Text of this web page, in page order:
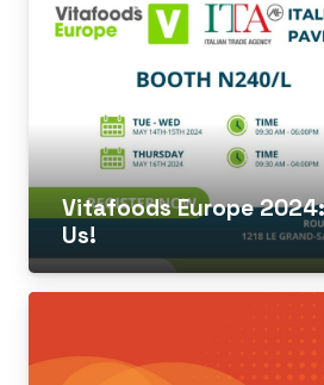
Vitafoods Europe
Us!